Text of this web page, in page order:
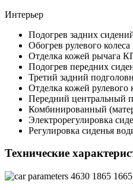
Интерьер
Подогрев задних
Обогрев рулевого колеса
Отделка кожей рычага
Подогрев передних
Третий задний
Отделка кожей рулевого
Передний центральный
Комбинированный
Электрорегулировка
Регулировка сиденья
Технические
4630 1865 1665